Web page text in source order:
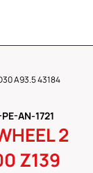
A93.5 43184
AN-1721
2
Z139